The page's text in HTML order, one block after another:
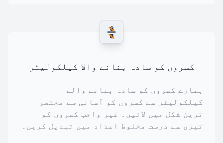
6
8
کسروں کو سادہ بنانے والا کیلکولیٹر
ہمارے کسروں کو سادہ بنانے والے
کیلکولیٹر سے کسروں کو آسانی سے مختصر
ترین شکل میں لائیں۔ غیر واجب کسروں کو
تیزی سے درست مخلوط اعداد میں تبدیل کریں۔